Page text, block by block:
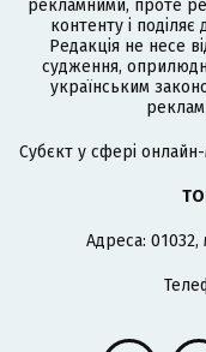
рекламними, проте
контенту і
Редакція не несе
судження,
українським
Cубєкт у сфері
Адреса: 01032,